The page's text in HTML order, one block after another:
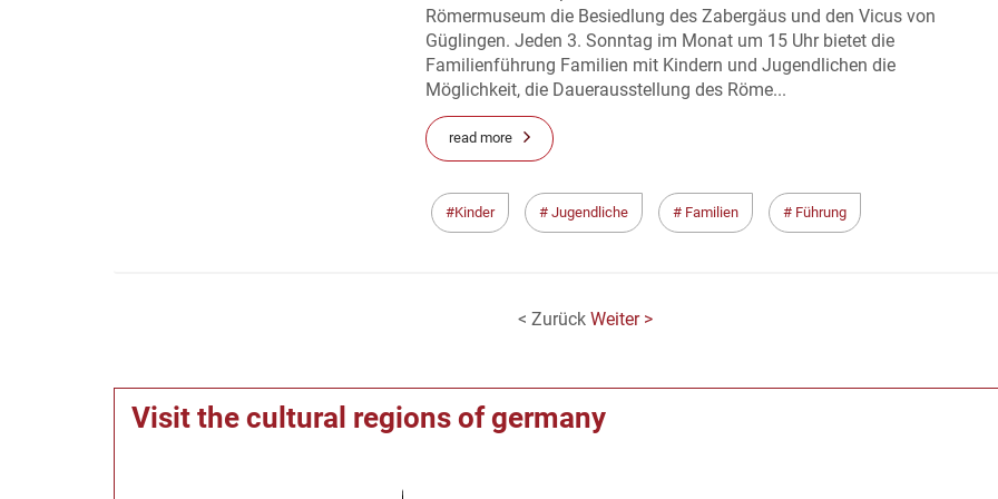
Römermuseum die Besiedlung des Zabergäus und den Vicus von
Güglingen. Jeden 3. Sonntag im Monat um 15 Uhr bietet die
Familienführung Familien mit Kindern und Jugendlichen die
Möglichkeit, die Dauerausstellung des Röme...
read more
Kinder Jugendliche Familien Führung
< ZurückWeiter >
Visit the cultural regions of germany